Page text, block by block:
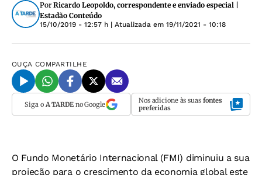
Por Ricardo Leopoldo, correspondente e enviado especial |
Estadão Conteúdo
15/10/2019 - 12:57 h | Atualizada em 19/11/2021 - 10:18
OUÇA COMPARTILHE
Siga o A TARDEno Google Nos adicione às suas fontes
preferidas
O Fundo Monetário Internacional (FMI) diminuiu a sua
projeção para o crescimento da economia global este